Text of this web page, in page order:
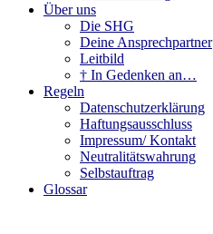
Über uns
Die SHG
Deine Ansprechpartner
Leitbild
† In Gedenken an…
Regeln
Datenschutzerklärung
Haftungsausschluss
Impressum/ Kontakt
Neutralitätswahrung
Selbstauftrag
Glossar